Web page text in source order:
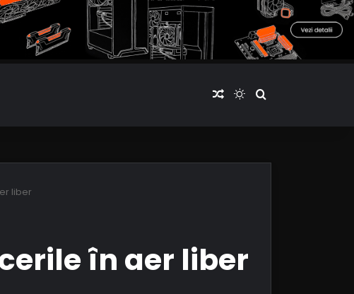
Articol aleatoriu
Switch skin
Cauta articole
liber
în aer liber